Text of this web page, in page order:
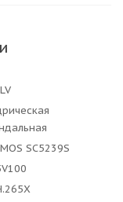
SC5239S